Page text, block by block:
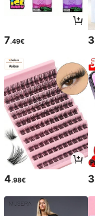
7.49€ 3
4.98€ 3